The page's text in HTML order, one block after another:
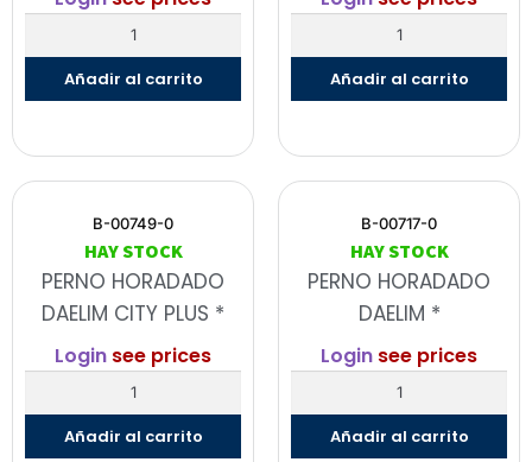
Añadir al carrito Añadir al carrito
B-00749-0
HAY STOCK
PERNO HORADADO
DAELIM CITY PLUS *
Login see prices
Añadir al carrito
B-00717-0
HAY STOCK
PERNO HORADADO
DAELIM *
Login see prices
Añadir al carrito